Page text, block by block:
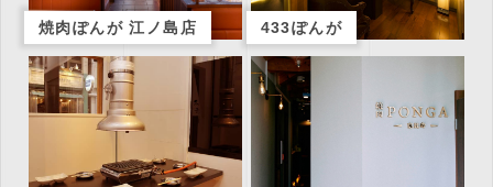
焼肉ぽんが 江ノ島店 433ぽんが